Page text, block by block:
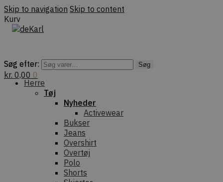
Skip to navigation Skip to content
Kurv
Søg efter: Søg
kr. 0,00 0
Søg efter: Søg
Herre
Tøj
Nyheder
Activewear
Bukser
Jeans
Overshirt
Overtøj
Polo
Shorts